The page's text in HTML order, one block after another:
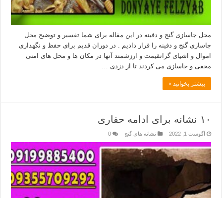
محل جاسازی گنج و دفینه در این مقاله برای شما تفسیر و توضیح محل
جاسازی گنج و دفینه را قرار دادیم . در دوران قدیم برای حفظ و نگهداری
اموال و اشیای گرانقیمت و ارزشمند آنها در مکان ها و محل های امنی
مخفی و جاسازی می کردند تا از دزدی …
بیشتر بخوانید »
۱۰ نشانه برای ادامه حفاری
آگوست 1, 2022 نشانه های گنج 0